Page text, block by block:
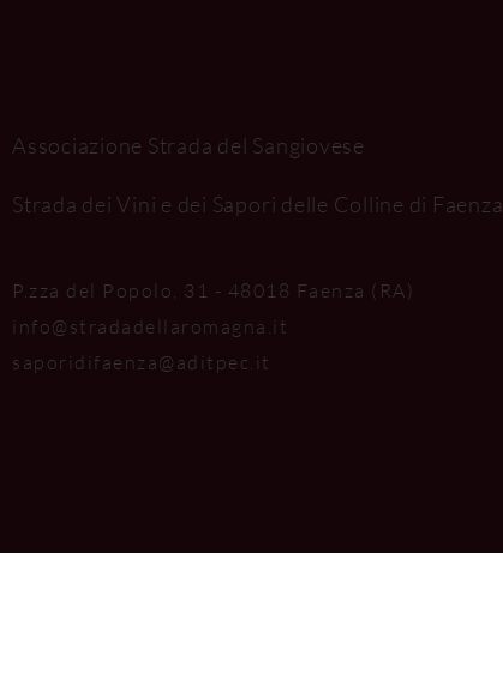
Associazione Strada del Sangiovese
Strada dei Vini e dei Sapori delle Colline di Faenza
P.zza del Popolo, 31 - 48018 Faenza (RA)
info@stradadellaromagna.it
saporidifaenza@aditpec.it